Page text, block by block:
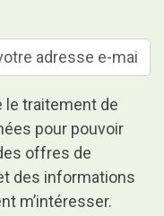
le traitement de
pour pouvoir
offres de
des informations
m’intéresser.